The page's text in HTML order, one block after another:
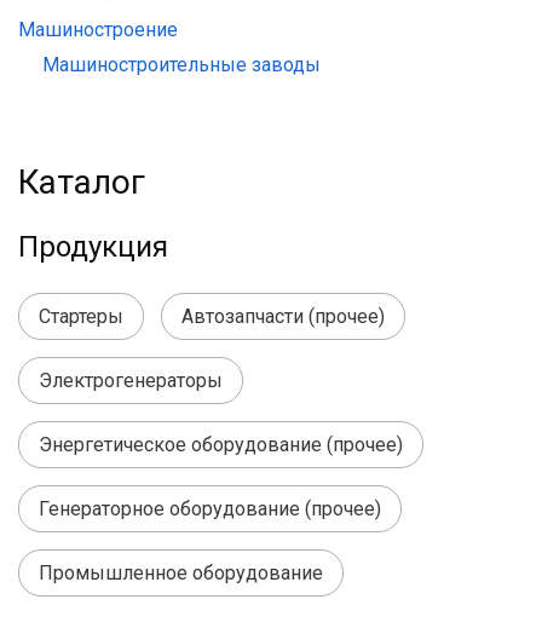
Машиностроение
Машиностроительные заводы
Каталог
Продукция
Стартеры Автозапчасти (прочее)
Электрогенераторы
Энергетическое оборудование (прочее)
Генераторное оборудование (прочее)
Промышленное оборудование